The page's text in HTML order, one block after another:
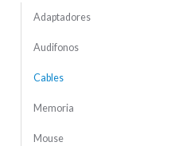
Adaptadores
Audifonos
Cables
Memoria
Mouse